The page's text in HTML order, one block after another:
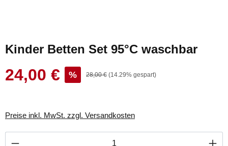
Kinder Betten Set 95°C waschbar
Verkaufspreis:
24,00 € % Regulärer Preis:
28,00 € (14.29% gespart)
Preise inkl. MwSt. zzgl. Versandkosten
Produkt Anzahl: Gib den gewünschten